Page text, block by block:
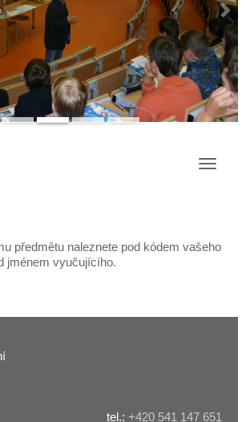
předmětu naleznete pod kódem vašeho
jménem vyučujícího.
tel.: +420 541 147 651